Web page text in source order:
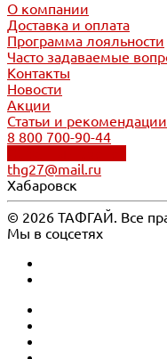
О компании
Доставка и оплата
Программа лояльности
Часто задаваемые
Контакты
Новости
Акции
Статьи и рекомендации
8 800 700-90-44
thg27@mail.ru
Хабаровск
© 2026 ТАФГАЙ. Все
Мы в соцсетях